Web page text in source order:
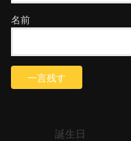
名前
誕生日